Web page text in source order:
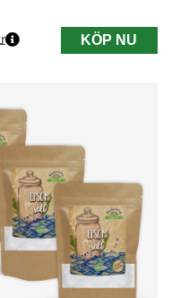
KÖP NU